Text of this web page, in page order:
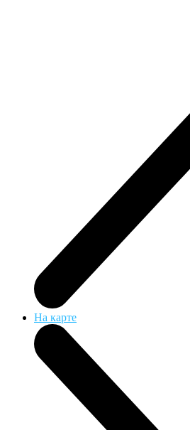
На карте